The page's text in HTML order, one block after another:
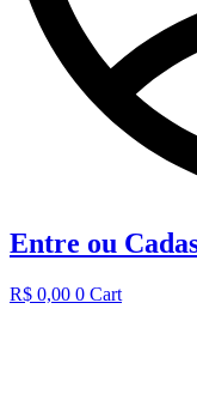
Entre ou
R$ 0,00 0 Cart